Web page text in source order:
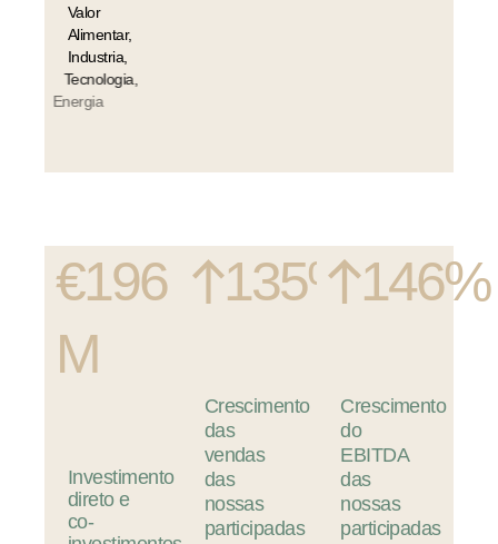
Valor
Alimentar,
Industria,
Tecnologia,
Energia
€196
M
Investimento
direto e
co-
135%
Crescimento
das
vendas
das
nossas
participadas
146%
Crescimento
do
EBITDA
das
nossas
participadas